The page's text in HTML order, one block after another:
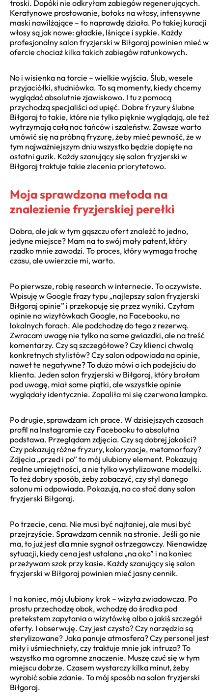
troski. Dopóki nie odkryłam zabiegów regenerujących.
Keratynowe prostowanie, botoks na włosy, intensywne
maski nawilżające – to naprawdę działa. Po takiej kuracji
włosy są jak nowe: gładkie, lśniące i sypkie. Każdy
profesjonalny salon fryzjerski w Biłgoraj powinien mieć w
ofercie chociaż kilka takich zabiegów ratunkowych.
No i wisienka na torcie – wielkie wyjścia. Ślub, wesele
przyjaciółki, studniówka. To są momenty, kiedy chcemy
wyglądać absolutnie zjawiskowo. I tu z pomocą
przychodzą specjaliści od upięć. Dobre fryzury ślubne
Biłgoraj to takie, które nie tylko pięknie wyglądają, ale też
wytrzymają całą noc tańców i szaleństw. Zawsze warto
umówić się na próbną fryzurę, żeby mieć pewność, że w
tym najważniejszym dniu wszystko będzie dopięte na
ostatni guzik. Każdy szanujący się salon fryzjerski w
Biłgoraj traktuje takie zlecenia priorytetowo.
Moja sprawdzona metoda na
znalezienie fryzjerskiej perełki
Dobra, ale jak w tym gąszczu ofert znaleźć to jedno,
jedyne miejsce? Mam na to swój mały patent, który
rzadko mnie zawodzi. To proces, który wymaga trochę
czasu, ale uwierzcie mi, warto.
Po pierwsze, robię research w internecie. To oczywiste.
Wpisuję w Google frazy typu „najlepszy salon fryzjerski
Biłgoraj opinie” i przekopuję się przez wyniki. Czytam
opinie na wizytówkach Google, na Facebooku, na
lokalnych forach. Ale podchodzę do tego z rezerwą.
Zwracam uwagę nie tylko na same gwiazdki, ale na treść
komentarzy. Czy są szczegółowe? Czy klienci chwalą
konkretnych stylistów? Czy salon odpowiada na opinie,
nawet te negatywne? To dużo mówi o ich podejściu do
klienta. Jeden salon fryzjerski w Biłgoraj, który brałam
pod uwagę, miał same piątki, ale wszystkie opinie
wyglądały identycznie. Zapaliła mi się czerwona lampka.
Po drugie, sprawdzam ich prace. W dzisiejszych czasach
profil na Instagramie czy Facebooku to absolutna
podstawa. Przeglądam zdjęcia. Czy są dobrej jakości?
Czy pokazują różne fryzury, koloryzacje, metamorfozy?
Zdjęcia „przed i po” to mój ulubiony element. Pokazują
realne umiejętności, a nie tylko wystylizowane modelki.
To też dobry sposób, żeby zobaczyć, czy styl danego
salonu mi odpowiada. Pokazują, na co stać dany salon
fryzjerski Biłgoraj.
Po trzecie, cena. Nie musi być najtaniej, ale musi być
przejrzyście. Sprawdzam cennik na stronie. Jeśli go nie
ma, to już jest dla mnie sygnał ostrzegawczy. Nienawidzę
sytuacji, kiedy cena jest ustalana „na oko” i na koniec
przeżywam szok przy kasie. Każdy szanujący się salon
fryzjerski w Biłgoraj powinien mieć jasny cennik.
I na koniec, mój ulubiony krok – wizyta zwiadowcza. Po
prostu przechodzę obok, wchodzę do środka pod
pretekstem zapytania o wizytówkę albo o jakiś szczegół
oferty. I obserwuję. Czy jest czysto? Czy narzędzia są
sterylizowane? Jaka panuje atmosfera? Czy personel jest
miły i uśmiechnięty, czy traktuje mnie jak intruza? To
wszystko ma ogromne znaczenie. Muszę czuć się w tym
miejscu dobrze. Czasem wystarczy kilka minut, żeby
wyrobić sobie zdanie. To mój sposób na salon fryzjerski
Biłgoraj.